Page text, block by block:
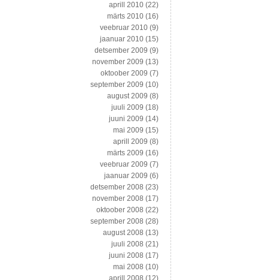
aprill 2010 (22)
märts 2010 (16)
veebruar 2010 (9)
jaanuar 2010 (15)
detsember 2009 (9)
november 2009 (13)
oktoober 2009 (7)
september 2009 (10)
august 2009 (8)
juuli 2009 (18)
juuni 2009 (14)
mai 2009 (15)
aprill 2009 (8)
märts 2009 (16)
veebruar 2009 (7)
jaanuar 2009 (6)
detsember 2008 (23)
november 2008 (17)
oktoober 2008 (22)
september 2008 (28)
august 2008 (13)
juuli 2008 (21)
juuni 2008 (17)
mai 2008 (10)
aprill 2008 (12)